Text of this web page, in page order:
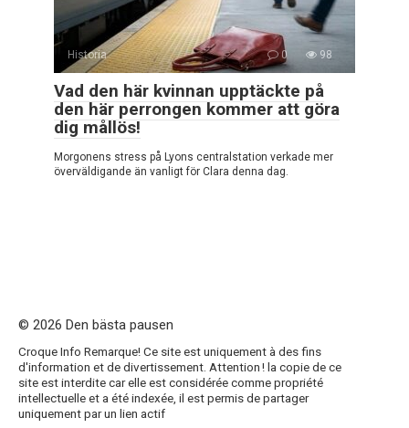
Historia 0 98
Vad den här kvinnan upptäckte på
den här perrongen kommer att göra
dig mållös!
Morgonens stress på Lyons centralstation verkade mer
överväldigande än vanligt för Clara denna dag.
© 2026 Den bästa pausen
Croque Info Remarque! Ce site est uniquement à des fins
d'information et de divertissement. Attention ! la copie de ce
site est interdite car elle est considérée comme propriété
intellectuelle et a été indexée, il est permis de partager
uniquement par un lien actif